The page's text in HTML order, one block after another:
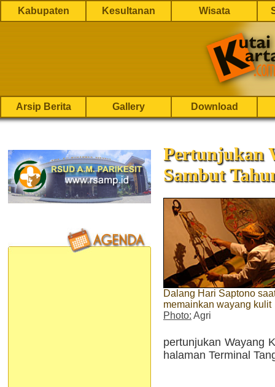
Kabupaten Kesultanan Wisata
Arsip Berita Gallery Download
Pertunjukan
Sambut
Dalang Hari Saptono
memainkan wayang kulit
Photo: Agri
pertunjukan Wayang
halaman Terminal